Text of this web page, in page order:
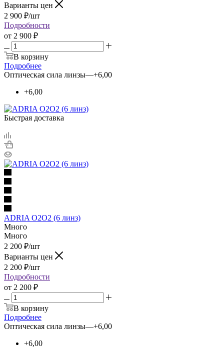
Варианты цен
2 900 ₽/шт
Подробности
от 2 900 ₽
В корзину
Подробнее
Оптическая сила линзы—+6,00
+6,00
Быстрая доставка
ADRIA O2O2 (6 линз)
Много
Много
2 200 ₽/шт
Варианты цен
2 200 ₽/шт
Подробности
от 2 200 ₽
В корзину
Подробнее
Оптическая сила линзы—+6,00
+6,00